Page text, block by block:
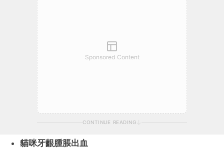
Sponsored Content
CONTINUE READING
貓咪牙齦腫脹出血